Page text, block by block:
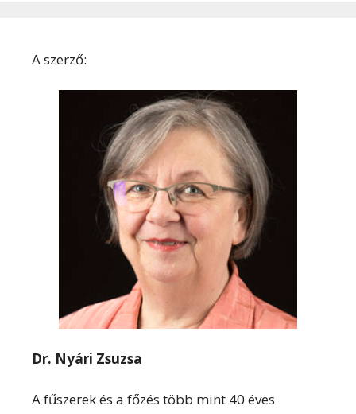
A szerző:
Dr. Nyári Zsuzsa
A fűszerek és a főzés több mint 40 éves